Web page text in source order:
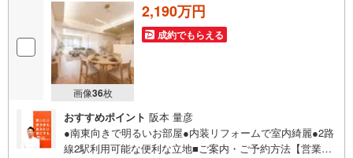
画像36枚
2,190万円
成約でもらえる
おすすめポイント 阪本 量彦
●南東向きで明るいお部屋●内装リフォームで室内綺麗●2路
線2駅利用可能な便利な立地■ご案内・ご予約方法【営業時